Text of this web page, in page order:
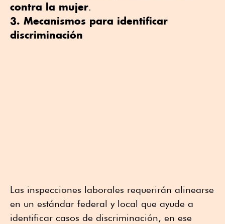
contra la mujer.
3. Mecanismos para identificar
discriminación
Las inspecciones laborales requerirán alinearse
en un estándar federal y local que ayude a
identificar casos de discriminación, en ese